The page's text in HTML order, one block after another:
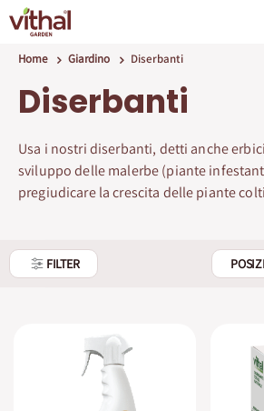
Home Giardino Diserbanti
Diserbanti
Usa i nostri diserbanti, detti anche
sviluppo delle malerbe (piante
pregiudicare la crescita delle piante
FILTER